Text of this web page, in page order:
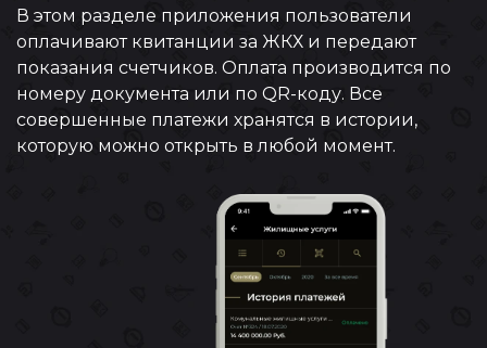
В этом разделе приложения пользователи
оплачивают квитанции за ЖКХ и передают
показания счетчиков. Оплата производится по
номеру документа или по QR-коду. Все
совершенные платежи хранятся в истории,
которую можно открыть в любой момент.